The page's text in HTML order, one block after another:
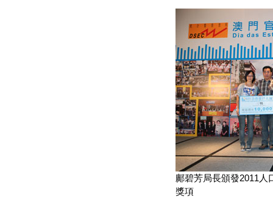
鄺碧芳局長頒發2011人
獎項